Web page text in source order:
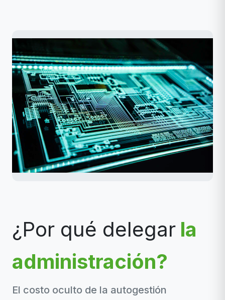
¿Por qué delegar la
administración?
El costo oculto de la autogestión